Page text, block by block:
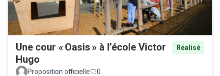
Une cour « Oasis » à l’école Victor
Hugo
Réalisé
Proposition officielle 0